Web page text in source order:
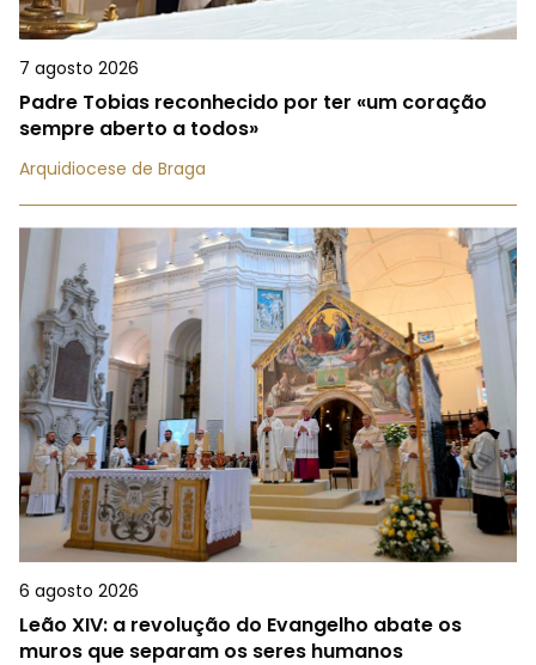
7 agosto 2026
Padre Tobias reconhecido por ter «um coração
sempre aberto a todos»
Arquidiocese de Braga
6 agosto 2026
Leão XIV: a revolução do Evangelho abate os
muros que separam os seres humanos